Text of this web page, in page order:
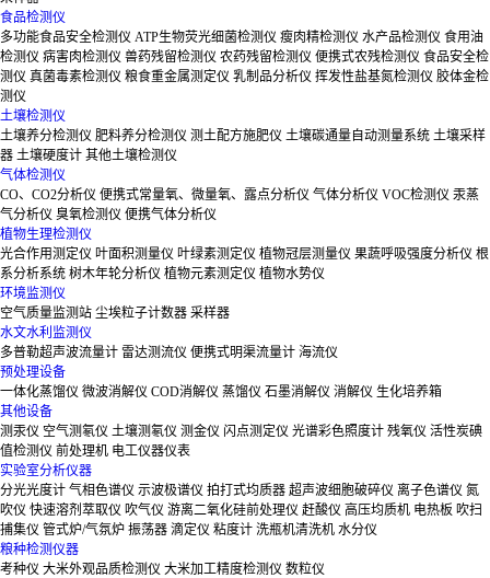
食品检测仪
多功能食品安全检测仪 ATP生物荧光细菌检测仪 瘦肉精检测仪 水产品检测仪 食用油
检测仪 病害肉检测仪 兽药残留检测仪 农药残留检测仪 便携式农残检测仪 食品安全检
测仪 真菌毒素检测仪 粮食重金属测定仪 乳制品分析仪 挥发性盐基氮检测仪 胶体金检
测仪
土壤检测仪
土壤养分检测仪 肥料养分检测仪 测土配方施肥仪 土壤碳通量自动测量系统 土壤采样
器 土壤硬度计 其他土壤检测仪
气体检测仪
CO、CO2分析仪 便携式常量氧、微量氧、露点分析仪 气体分析仪 VOC检测仪 汞蒸
气分析仪 臭氧检测仪 便携气体分析仪
植物生理检测仪
光合作用测定仪 叶面积测量仪 叶绿素测定仪 植物冠层测量仪 果蔬呼吸强度分析仪 根
系分析系统 树木年轮分析仪 植物元素测定仪 植物水势仪
环境监测仪
空气质量监测站 尘埃粒子计数器 采样器
水文水利监测仪
多普勒超声波流量计 雷达测流仪 便携式明渠流量计 海流仪
预处理设备
一体化蒸馏仪 微波消解仪 COD消解仪 蒸馏仪 石墨消解仪 消解仪 生化培养箱
其他设备
测汞仪 空气测氡仪 土壤测氡仪 测金仪 闪点测定仪 光谱彩色照度计 残氧仪 活性炭碘
值检测仪 前处理机 电工仪器仪表
实验室分析仪器
分光光度计 气相色谱仪 示波极谱仪 拍打式均质器 超声波细胞破碎仪 离子色谱仪 氮
吹仪 快速溶剂萃取仪 吹气仪 游离二氧化硅前处理仪 赶酸仪 高压均质机 电热板 吹扫
捕集仪 管式炉/气氛炉 振荡器 滴定仪 粘度计 洗瓶机清洗机 水分仪
粮种检测仪器
考种仪 大米外观品质检测仪 大米加工精度检测仪 数粒仪